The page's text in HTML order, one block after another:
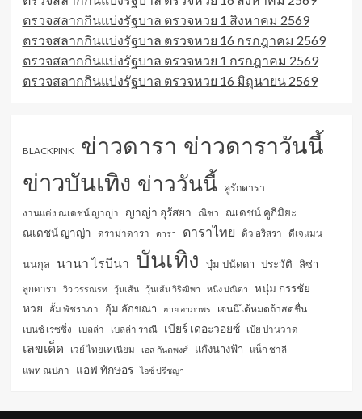
ตรวจสลากกินแบ่งรัฐบาล ตรวจหวย 1 สิงหาคม 2569
ตรวจสลากกินแบ่งรัฐบาล ตรวจหวย 16 กรกฎาคม 2569
ตรวจสลากกินแบ่งรัฐบาล ตรวจหวย 1 กรกฎาคม 2569
ตรวจสลากกินแบ่งรัฐบาล ตรวจหวย 16 มิถุนายน 2569
BLACKPINK ข่าวดารา ข่าวดาราวันนี้
ข่าวบันเทิง ข่าววันนี้ คู่รักดารา
งานแต่ง ณเดชน์ ญาญ่า ญาญ่า อุรัสยา ณิชา
ณเดชน์ คูกิมิยะ
ณเดชน์ ญาญ่า
ดราม่าดารา ดารา ดาราไทย ดิว อริสรา ดีเจแมน
นนกุล นานา ไรบีนา บันเทิง บุ๋ม ปนัดดา ประวัติ ลิซ่า
ลูกดารา วิว วรรณรท วุ้นเส้น วุ้นเส้น วิริฒิพา หนิง ปณิตา หนุ่ม กรรชัย
หวย อั้ม พัชราภา อุ้ม ลักขณา ฮาย อาภาพร เจนนี่ได้หมดถ้าสดชื่น
เบนซ์ เรซซิ่ง เบลล่า เบลล่า ราณี เบียร์ เดอะวอยซ์ เป้ย ปานวาด
เลขเด็ด เวย์ ไทยเทเนียม เอส กันตพงศ์ แก๊งนางฟ้า
แน็ก ชาลี
แพท ณปภา
แอฟ ทักษอร ไอซ์ ปรีชญา